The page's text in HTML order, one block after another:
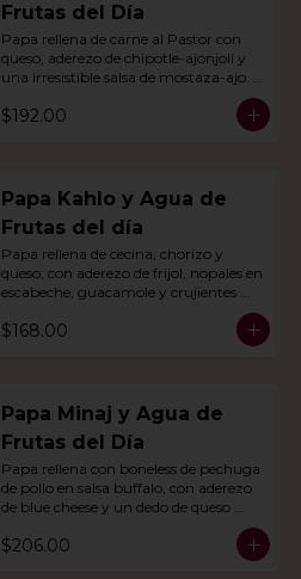
Frutas del Día
Papa rellena de carne al Pastor con
queso, aderezo de chipotle-ajonjolí y
una irresistible salsa de mostaza-ajo.
$192.00
Papa Kahlo y Agua de
Frutas del día
Papa rellena de cecina, chorizo y
queso, con aderezo de frijol, nopales en
escabeche, guacamole y crujientes
$168.00
Papa Minaj y Agua de
Frutas del Día
Papa rellena con boneless de pechuga
de pollo en salsa buffalo, con aderezo
de blue cheese y un dedo de queso
relleno de jalapeño. Con agua del día.
$206.00